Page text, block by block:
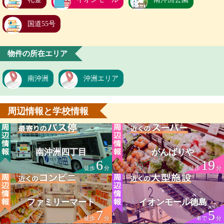
国道55号
物件の所在エリア
南沖洲 沖洲エリア
周辺情報と学校情報
南沖洲四丁目
徒歩6分
がんばりや
徒歩19分
ファミリーマート
徒歩7分
イオンモール徳島
車で5分